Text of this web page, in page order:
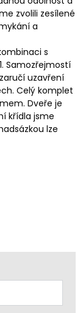
zvolili zesílené
a
s
Samozřejmostí
uzavření
Celý komplet
Dveře je
křídla jsme
lze